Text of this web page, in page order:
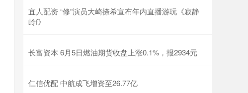
宜人配资 “修”演员大崎捺希宣布年内直播游玩《寂静
岭f》
长富资本 6月5日燃油期货收盘上涨0.1%，报2934元
仁信优配 中航成飞增资至26.77亿